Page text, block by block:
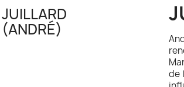
JUILLARD
(ANDRÉ)
de